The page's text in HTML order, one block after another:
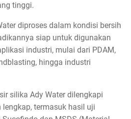
tinggi.
diproses dalam kondisi bersih
siap untuk digunakan
industri, mulai dari PDAM,
hingga industri
silika Ady Water dilengkapi
lengkap, termasuk hasil uji